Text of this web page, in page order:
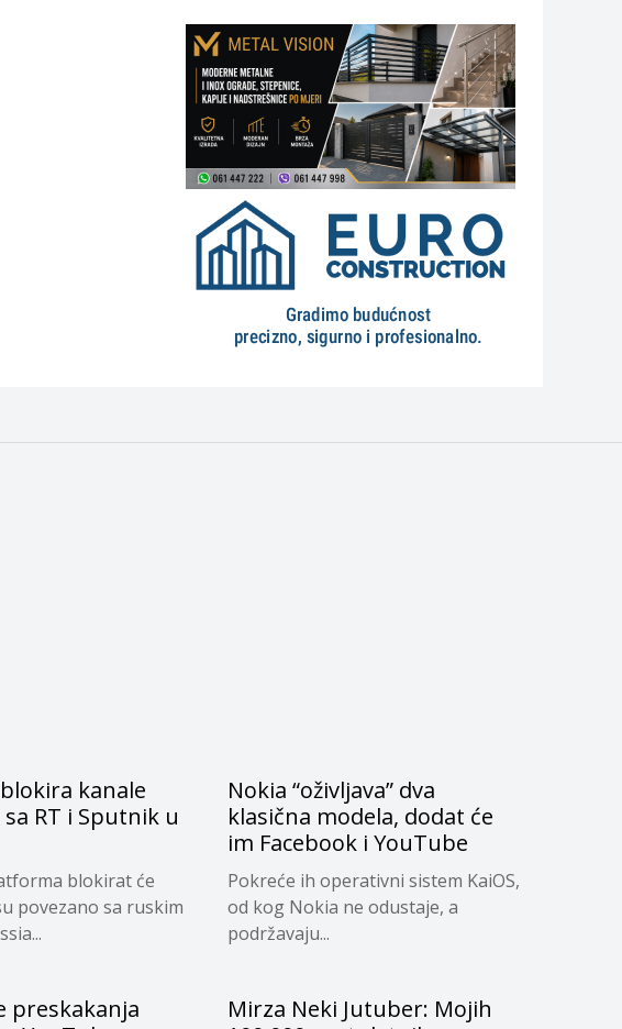
kanale
RT i Sputnik u
blokirat će
povezano sa ruskim
Nokia “oživljava” dva
klasična modela, dodat će
im Facebook i YouTube
Pokreće ih operativni sistem KaiOS,
od kog Nokia ne odustaje, a
podržavaju...
preskakanja
Mirza Neki Jutuber: Mojih